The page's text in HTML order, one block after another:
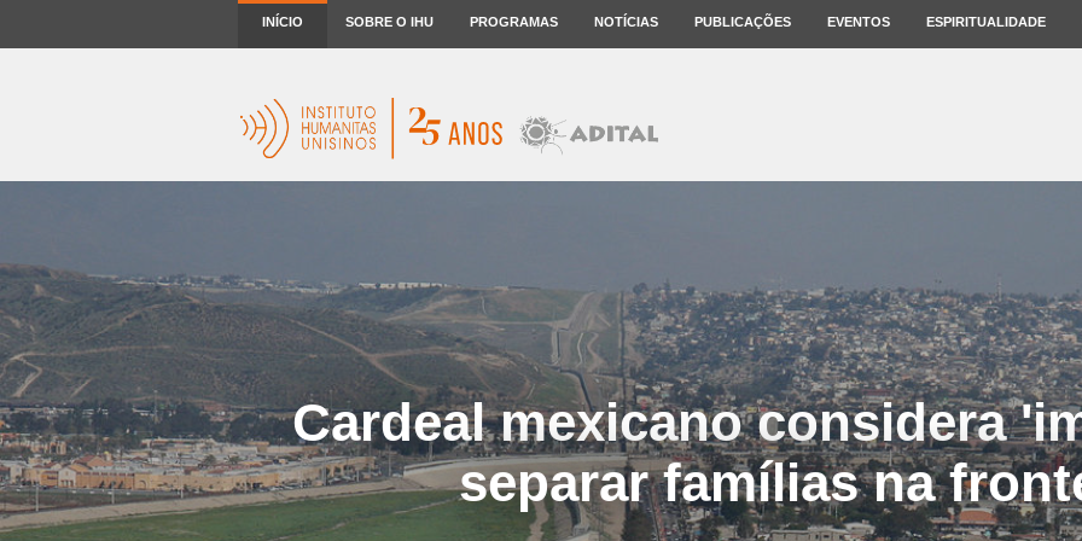
INÍCIO SOBRE O IHU PROGRAMAS NOTÍCIAS PUBLICAÇÕES EVENTOS ESPIRITUALIDADE
Cardeal mexicano considera
separar famílias na